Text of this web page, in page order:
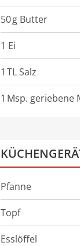
50g Butter
1 Ei
1 TLSalz
1 Msp. geriebene
Pfanne
Topf
Esslöffel